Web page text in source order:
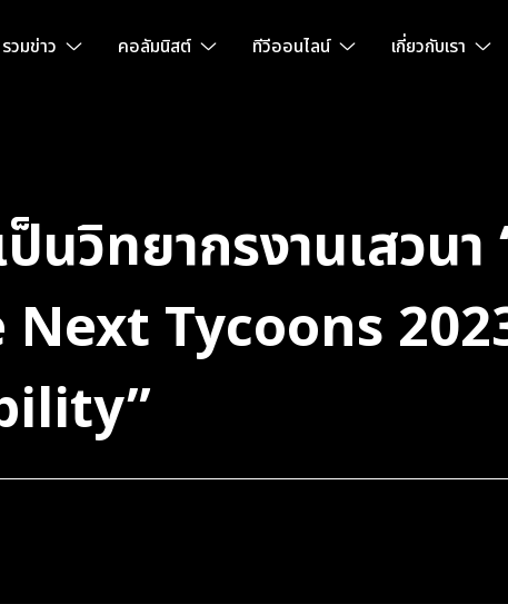
รวมข่าว คอลัมนิสต์ ทีวีออนไลน์ เกี่ยวกับเรา
นวิทยากรงานเสวน
Tycoons